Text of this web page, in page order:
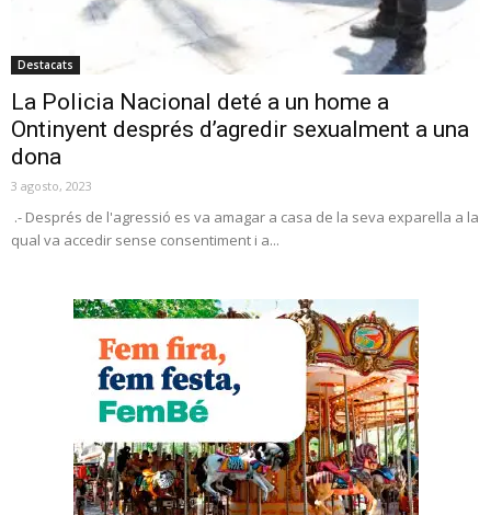
Destacats
La Policia Nacional deté a un home a
Ontinyent després d’agredir sexualment a una
dona
3 agosto, 2023
.- Després de l'agressió es va amagar a casa de la seva exparella a la
qual va accedir sense consentiment i a...